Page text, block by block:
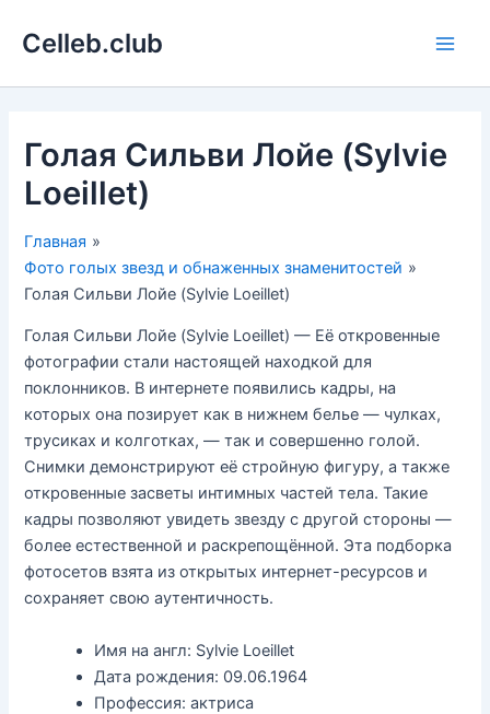
Celleb.club
Голая Сильви Лойе (Sylvie
Loeillet)
Главная
Фото голых звезд и обнаженных знаменитостей
Голая Сильви Лойе (Sylvie Loeillet)
Голая Сильви Лойе (Sylvie Loeillet) — Её откровенные
фотографии стали настоящей находкой для
поклонников. В интернете появились кадры, на
которых она позирует как в нижнем белье — чулках,
трусиках и колготках, — так и совершенно голой.
Снимки демонстрируют её стройную фигуру, а также
откровенные засветы интимных частей тела. Такие
кадры позволяют увидеть звезду с другой стороны —
более естественной и раскрепощённой. Эта подборка
фотосетов взята из открытых интернет-ресурсов и
сохраняет свою аутентичность.
Имя на англ: Sylvie Loeillet
Дата рождения: 09.06.1964
Профессия: актриса